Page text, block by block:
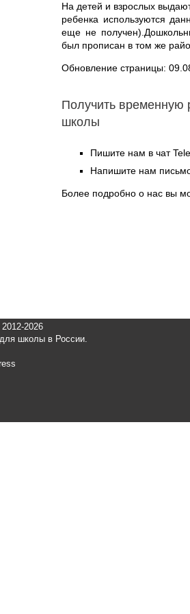
На детей и взрослых
ребенка используются
еще не
был прописан в том же
Обновление страницы:
Получить временную
школы
Пишите нам в чат
Напишите нам
Более подробно о нас вы
2026
школы в России.